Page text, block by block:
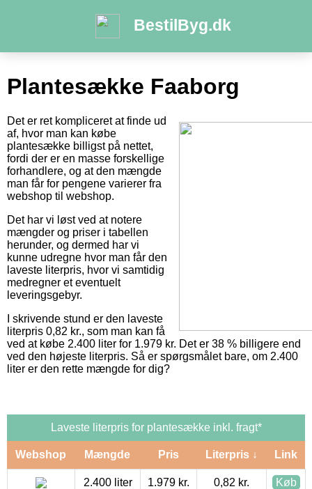
BestilByg.dk
Plantesække Faaborg
Det er ret kompliceret at finde ud
af, hvor man kan købe
plantesække billigst på nettet,
fordi der er en masse forskellige
forhandlere, og at den mængde
man får for pengene varierer fra
webshop til webshop.
Det har vi løst ved at notere
mængder og priser i tabellen
herunder, og dermed har vi
kunne udregne hvor man får den
laveste literpris, hvor vi samtidig
medregner et eventuelt
leveringsgebyr.
I skrivende stund er den laveste
literpris 0,82 kr., som man kan få
ved at købe 2.400 liter for 1.979 kr. Det er 38 % billigere end
ved den højeste literpris. Så er spørgsmålet bare, om 2.400
liter er den rette mængde for dig?
Laveste literpris for plantesække inkl. fragt*
Webshop Mængde Pris Literpris ↓ Link
2.400 liter 1.979 kr. 0,82 kr. Køb